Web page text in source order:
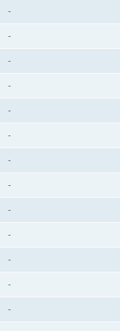
-
-
-
-
-
-
-
-
-
-
-
-
-